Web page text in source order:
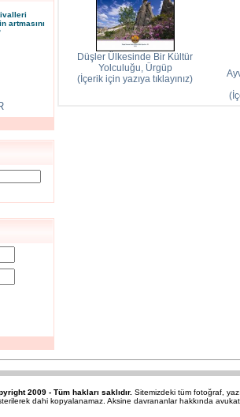
artmasını
Düşler Ülkesinde Bir Kültür
Yolculuğu, Ürgüp
(İçerik için yazıya tıklayınız)
2009 - Tüm hakları saklıdır. Sitemizdeki tüm fotoğraf,
dahi kopyalanamaz. Aksine davrananlar hakkında